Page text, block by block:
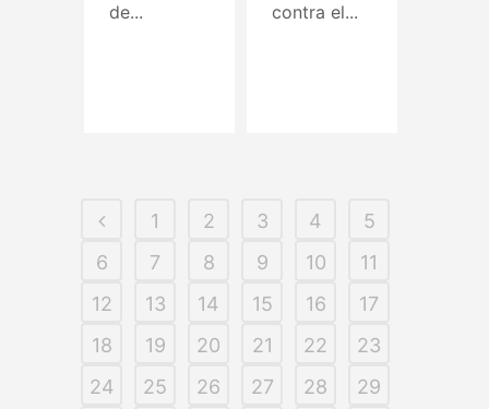
de... contra el...
1 2 3 4
5
6
7 8 9 10
11
12
13 14 15 16
17
18
19 20 21 22
23
24
25 26 27 28
29